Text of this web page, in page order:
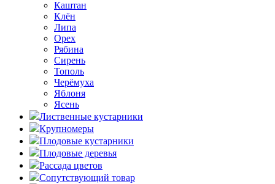
Каштан
Клён
Липа
Орех
Рябина
Сирень
Тополь
Черёмуха
Яблоня
Ясень
Лиственные кустарники
Крупномеры
Плодовые кустарники
Плодовые деревья
Рассада цветов
Сопутствующий товар